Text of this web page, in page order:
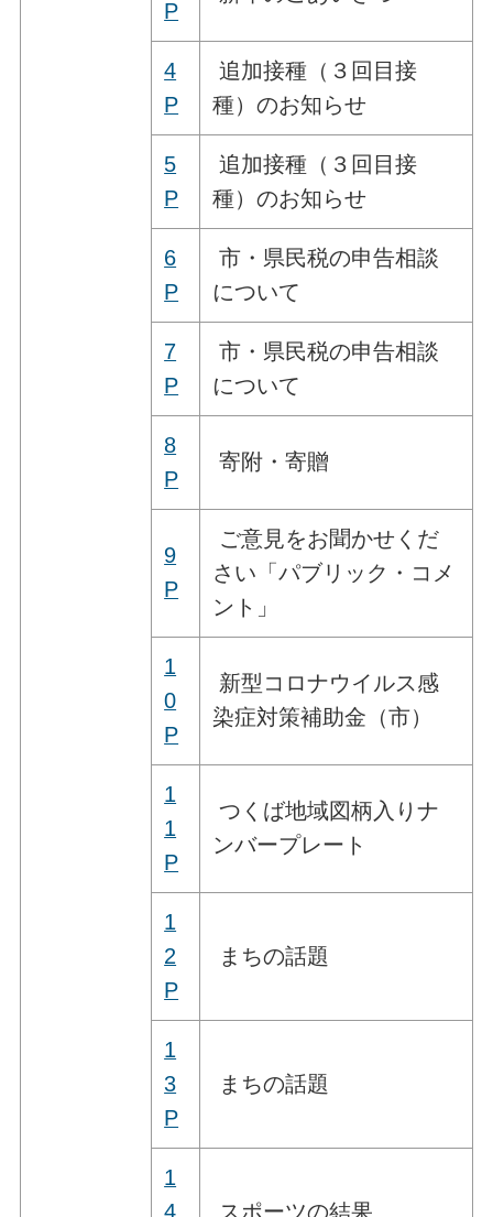
P
4
P
追加接種（３回目接
種）のお知らせ
5
P
追加接種（３回目接
種）のお知らせ
6
P
市・県民税の申告相談
について
7
P
市・県民税の申告相談
について
8
P
寄附・寄贈
9
P
ご意見をお聞かせくだ
さい「パブリック・コメ
ント」
1
0
P
新型コロナウイルス感
染症対策補助金（市）
1
1
P
つくば地域図柄入りナ
ンバープレート
1
2
P
まちの話題
1
3
P
まちの話題
1
4
スポーツの結果